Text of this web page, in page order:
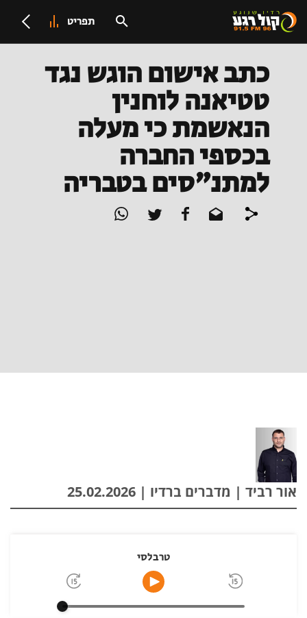
תפריט
כתב אישום הוגש נגד
טטיאנה לוחנין
הנאשמת כי מעלה
בכספי החברה
למתנ"סים בטבריה
אור רביד | מדברים ברדיו | 25.02.2026
טרבלסי